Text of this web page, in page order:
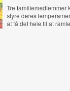
Tre
styre deres
at få det hele til at